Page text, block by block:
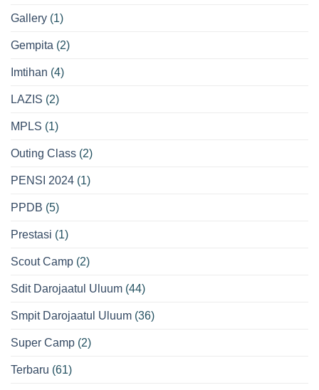
Gallery (1)
Gempita (2)
Imtihan (4)
LAZIS (2)
MPLS (1)
Outing Class (2)
PENSI 2024 (1)
PPDB (5)
Prestasi (1)
Scout Camp (2)
Sdit Darojaatul Uluum (44)
Smpit Darojaatul Uluum (36)
Super Camp (2)
Terbaru (61)